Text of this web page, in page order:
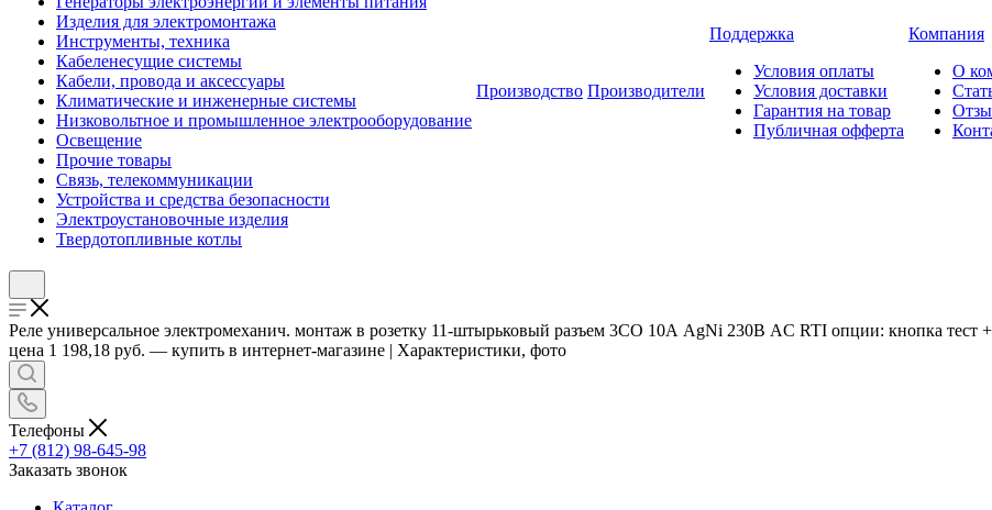
Изделия для электромонтажа
Инструменты, техника
Кабеленесущие системы
Кабели, провода и аксессуары
Климатические и инженерные системы
Низковольтное и промышленное электрооборудование
Освещение
Прочие товары
Связь, телекоммуникации
Устройства и средства безопасности
Электроустановочные изделия
Твердотопливные котлы
Производство Производители
Поддержка
Условия оплаты
Условия доставки
Гарантия на товар
Публичная офферта
Компания
О
Реле универсальное электромеханич. монтаж в розетку 11-штырьковый разъем 3CO 10А AgNi 230В AC RTI опции: кнопка тест
цена 1 198,18 руб. — купить в интернет-магазине | Характеристики, фото
Телефоны
+7 (812) 98-645-98
Заказать звонок